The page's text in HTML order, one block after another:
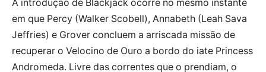
A introdução de Blackjack ocorre no mesmo instante
em que Percy (Walker Scobell), Annabeth (Leah Sava
Jeffries) e Grover concluem a arriscada missão de
recuperar o Velocino de Ouro a bordo do iate Princess
Andromeda. Livre das correntes que o prendiam, o